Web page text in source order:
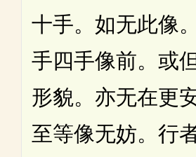
十手。如无此像
手四手像前。或
形貌。亦无在更
至等像无妨。行